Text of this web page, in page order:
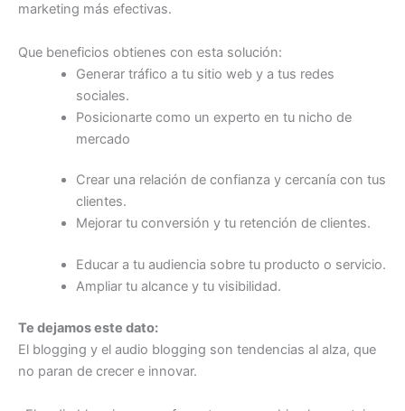
marketing más efectivas.
Que beneficios obtienes con esta solución:
Generar tráfico a tu sitio web y a tus redes
sociales.
Posicionarte como un experto en tu nicho de
mercado
Crear una relación de confianza y cercanía con tus
clientes.
Mejorar tu conversión y tu retención de clientes.
Educar a tu audiencia sobre tu producto o servicio.
Ampliar tu alcance y tu visibilidad.
Te dejamos este dato:
El blogging y el audio blogging son tendencias al alza, que
no paran de crecer e innovar.